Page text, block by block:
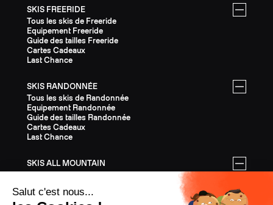
SKIS FREERIDE
Tous les skis de Freeride
Equipement Freeride
Guide des tailles Freeride
Cartes Cadeaux
Last Chance
SKIS RANDONNÉE
Tous les skis de Randonnée
Equipement Randonnée
Guide des tailles Randonnée
Cartes Cadeaux
Last Chance
SKIS ALL MOUNTAIN
Guide des tailles All Mountain